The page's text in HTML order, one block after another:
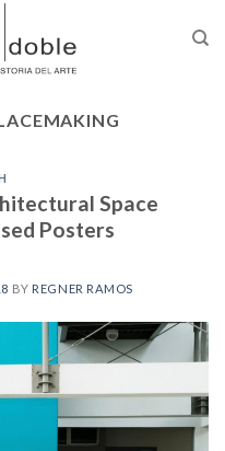
Space
Posters
BY REGNER RAMOS